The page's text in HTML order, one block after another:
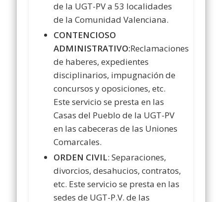
de la UGT-PV a 53 localidades
de la Comunidad Valenciana.
CONTENCIOSO
ADMINISTRATIVO:Reclamaciones
de haberes, expedientes
disciplinarios, impugnación de
concursos y oposiciones, etc.
Este servicio se presta en las
Casas del Pueblo de la UGT-PV
en las cabeceras de las Uniones
Comarcales.
ORDEN CIVIL: Separaciones,
divorcios, desahucios, contratos,
etc. Este servicio se presta en las
sedes de UGT-P.V. de las